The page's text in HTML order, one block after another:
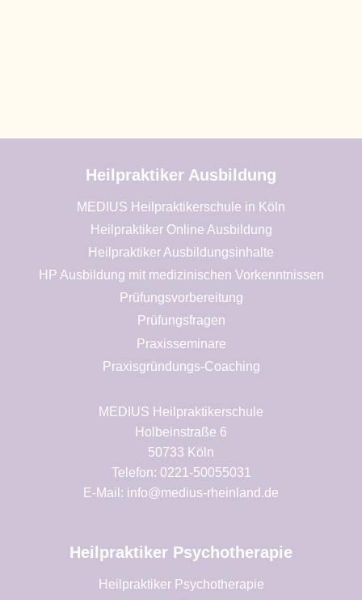
Heilpraktiker Ausbildung
MEDIUS Heilpraktikerschule in Köln
Heilpraktiker Online Ausbildung
Heilpraktiker Ausbildungsinhalte
HP Ausbildung mit medizinischen Vorkenntnissen
Prüfungsvorbereitung
Prüfungsfragen
Praxisseminare
Praxisgründungs-Coaching
MEDIUS Heilpraktikerschule
Holbeinstraße 6
50733 Köln
Telefon: 0221-50055031
E-Mail: info@medius-rheinland.de
Heilpraktiker Psychotherapie
Heilpraktiker Psychotherapie